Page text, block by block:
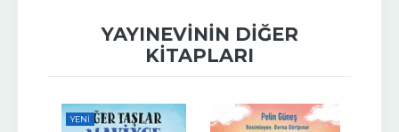
YAYINEVININ DIĞER
KITAPLARI
YENI